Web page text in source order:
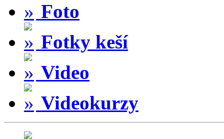
Foto
Fotky keší
Video
Videokurzy